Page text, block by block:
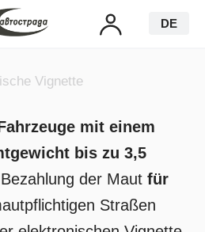
DE
Vignette
mit einem
bis zu 3,5
der Maut für
Straßen